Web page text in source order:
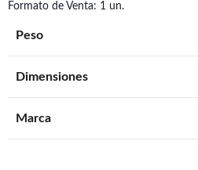
Formato de Venta: 1 un.
Peso
Dimensiones
Marca